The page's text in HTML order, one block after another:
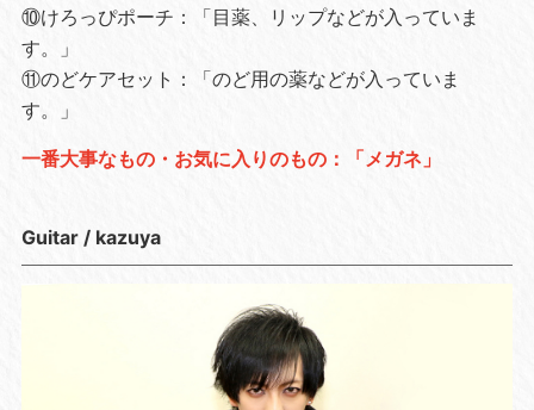
⑩けろっぴポーチ：「目薬、リップなどが入っていま
す。」
⑪のどケアセット：「のど用の薬などが入っていま
す。」
一番大事なもの・お気に入りのもの：「メガネ」
Guitar / kazuya